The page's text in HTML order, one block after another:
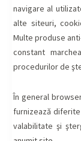
navigare al
alte siteuri,
Multe produse
constant
procedurilor de
În general
furnizează
valabilitate şi